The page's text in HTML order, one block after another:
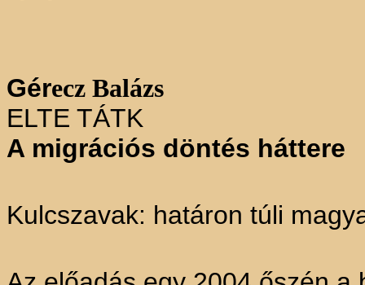
Gérecz Balázs
ELTE TÁTK
A migrációs döntés háttere
Kulcszavak: határon túli